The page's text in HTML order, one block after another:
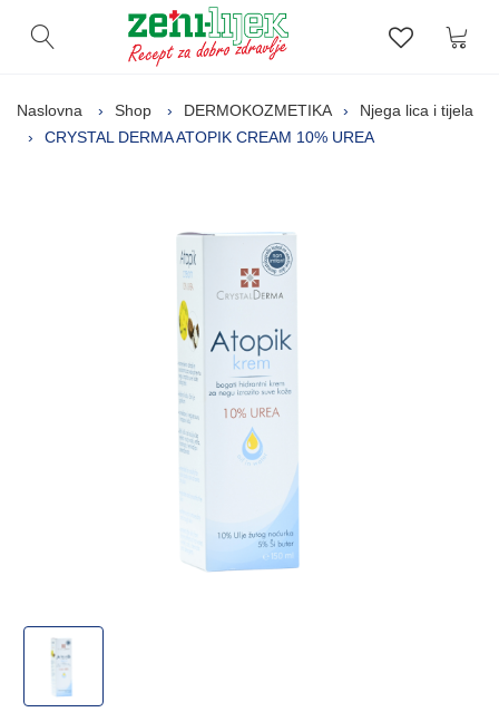
Otvori pretragu Lista
Naslovna Shop DERMOKOZMETIKA
Njega lica i tijela
CRYSTAL DERMA ATOPIK CREAM 10% UREA